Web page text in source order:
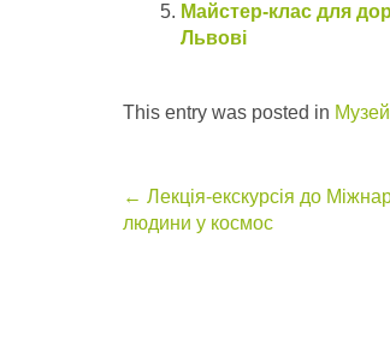
Майстер-клас для
Львові
This entry was posted in
Post
← Лекція-екскурсія до
людини у космос